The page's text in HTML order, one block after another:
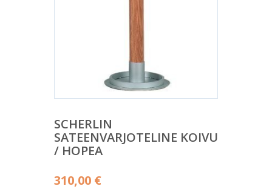
SCHERLIN
SATEENVARJOTELINE KOIVU
/ HOPEA
310,00 €